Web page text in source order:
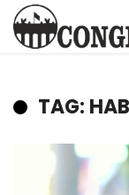
TAG: